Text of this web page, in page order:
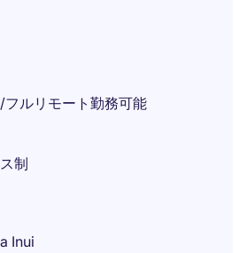
ルリモート勤務可能
制
Inui